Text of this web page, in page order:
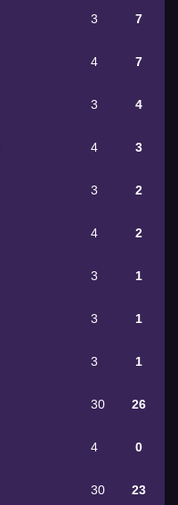
3 7
4 7
3 4
4 3
3 2
4 2
3 1
3 1
3 1
30 26
4 0
30 23